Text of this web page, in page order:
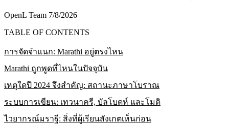
OpenL Team 7/8/2026
TABLE OF CONTENTS
การจัดจำแนก: Marathi อยู่ตรงไหน
Marathi ถูกพูดที่ไหนในปัจจุบัน
เหตุใดปี 2024 จึงสำคัญ: สถานะภาษาโบราณ
ระบบการเขียน: เทวนาครี, บัลโบดห์ และโมดิ
ไวยากรณ์มราฐี: สิ่งที่ผู้เรียนสังเกตเห็นก่อน